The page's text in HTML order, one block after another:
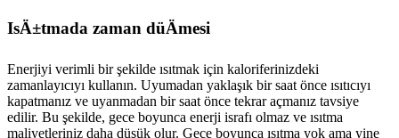
IsÄ±tmada zaman düÄmesi
Enerjiyi verimli bir şekilde ısıtmak için kaloriferinizdeki
zamanlayıcıyı kullanın. Uyumadan yaklaşık bir saat önce ısıtıcıyı
kapatmanız ve uyanmadan bir saat önce tekrar açmanız tavsiye
edilir. Bu şekilde, gece boyunca enerji israfı olmaz ve ısıtma
maliyetleriniz daha düşük olur. Gece boyunca ısıtma yok ama yine